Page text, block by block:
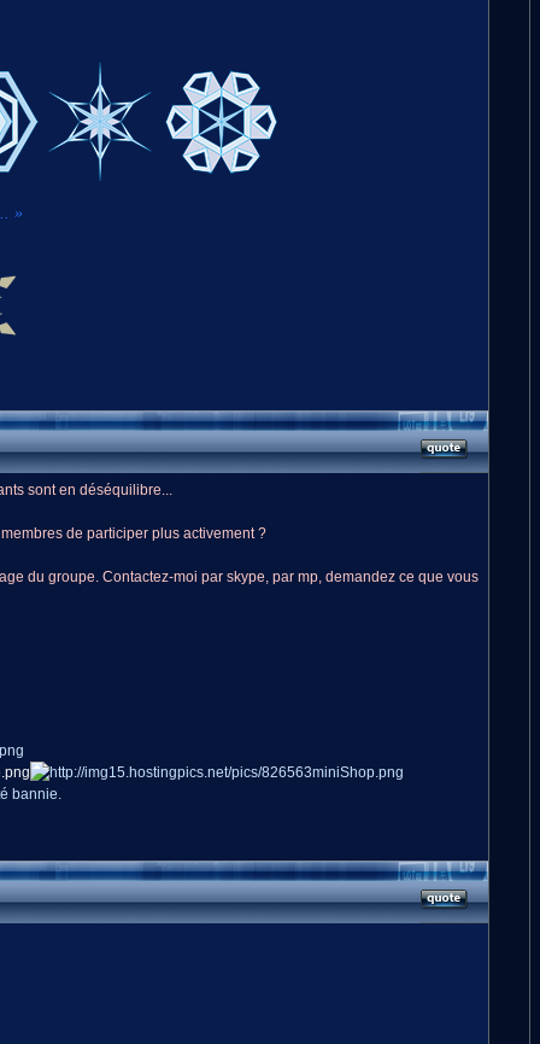
»
sont en déséquilibre...
de participer plus activement ?
du groupe. Contactez-moi par skype, par mp, demandez ce que vous
bannie.